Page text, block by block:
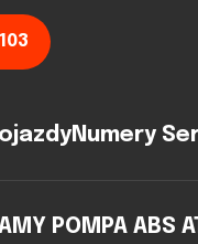
Numery
POMPA